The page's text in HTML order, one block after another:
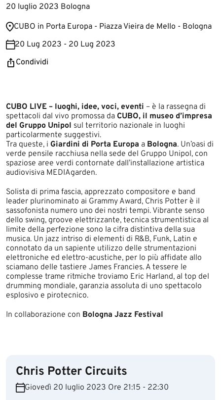
20 luglio 2023 Bologna
​​CUBO in Porta Europa - Piazza Vieira de Mello - Bologna​
20 Lug 2023 - 20 Lug 2023
Condividi
CUBO LIVE – luoghi, idee, voci, eventi – è la rassegna di
spettacoli dal vivo promossa da CUBO, il museo d’impresa
del Gruppo Unipol sul territorio nazionale in luoghi
particolarmente suggestivi.
Tra queste, i Giardini di Porta Europa a Bologna. Un’oasi di
verde pensile racchiusa nella sede del Gruppo Unipol, con
spaziose aree verdi contornate dall’installazione artistica
audiovisiva MEDIAgarden.
Solista di prima fascia, apprezzato compositore e band
leader plurinominato ai Grammy Award, Chris Potter è il
sassofonista numero uno dei nostri tempi. Vibrante senso
dello swing, groove elettrizzante, tecnica strumentistica al
limite della perfezione sono la cifra distintiva della sua
musica. Un jazz intriso di elementi di R&B, Funk, Latin e
connotato da un sapiente utilizzo delle strumentazioni
elettroniche ed elettro-acustiche, per lo più affidate allo
sciamano delle tastiere James Francies. A tessere le
complesse trame ritmiche troviamo Eric Harland, al top del
drumming mondiale, garanzia assoluta di uno spettacolo
esplosivo e pirotecnico.
In collaborazione con Bologna Jazz Festival
Chris Potter Circuits
Giovedì 20 luglio 2023 Ore 21:15 - 22:30